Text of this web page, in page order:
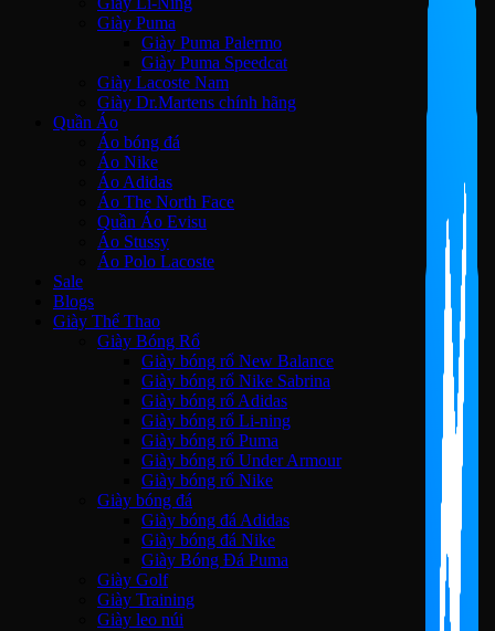
Giày Puma
Giày Puma Palermo
Giày Puma Speedcat
Giày Lacoste Nam
Giày Dr.Martens chính hãng
Quần Áo
Áo bóng đá
Áo Nike
Áo Adidas
Áo The North Face
Quần Áo Evisu
Áo Stussy
Áo Polo Lacoste
Sale
Blogs
Giày Thể Thao
Giày Bóng Rổ
Giày bóng rổ New Balance
Giày bóng rổ Nike Sabrina
Giày bóng rổ Adidas
Giày bóng rổ Li-ning
Giày bóng rổ Puma
Giày bóng rổ Under Armour
Giày bóng rổ Nike
Giày bóng đá
Giày bóng đá Adidas
Giày bóng đá Nike
Giày Bóng Đá Puma
Giày Golf
Giày Training
Giày leo núi